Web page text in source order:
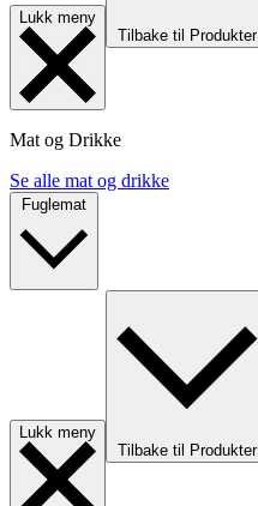
Lukk meny
Tilbake til Produkter
Mat og Drikke
Se alle mat og drikke
Lukk meny
Tilbake til Produkter